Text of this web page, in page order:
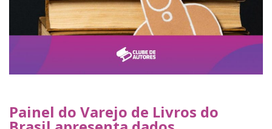
Painel do Varejo de Livros do